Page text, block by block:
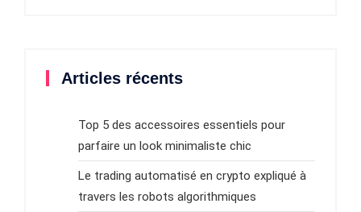
Articles récents
Top 5 des accessoires essentiels pour
parfaire un look minimaliste chic
Le trading automatisé en crypto expliqué à
travers les robots algorithmiques